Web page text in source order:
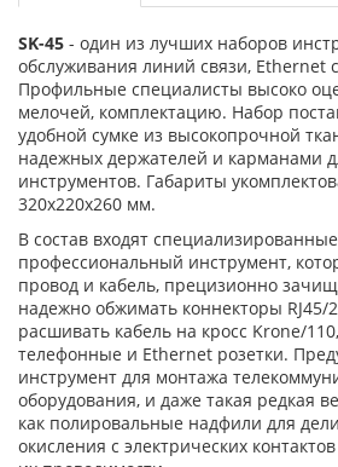
SK-45 - один из лучших наборов
обслуживания линий связи, Ethernet
Профильные специалисты высоко
мелочей, комплектацию. Набор
удобной сумке из высокопрочной
надежных держателей и карманами
инструментов. Габариты
320x220x260 мм.
В состав входят
профессиональный инструмент,
провод и кабель, прецизионно
надежно обжимать коннекторы RJ45/
расшивать кабель на кросс Krone/
телефонные и Ethernet розетки.
инструмент для монтажа
оборудования, и даже такая редкая
как полировальные надфили для
окисления с электрических